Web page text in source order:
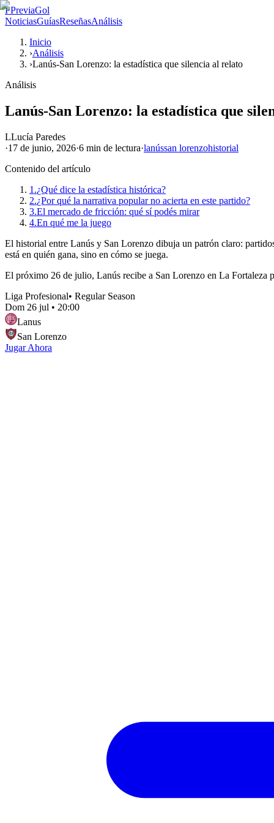
PPreviaGol
NoticiasGuíasReseñasAnálisis
Inicio
›Análisis
›Lanús-San Lorenzo: la estadística que silencia al relato
Análisis
Lanús-San Lorenzo: la estadística que
LLucía Paredes
·17 de junio, 2026·6 min de lectura·lanússan lorenzohistorial
Contenido del artículo
1.¿Qué dice la estadística histórica?
2.¿Por qué la narrativa popular no acierta en este partido?
3.El mercado de fricción: qué sí podés mirar
4.En qué me la juego
El historial entre Lanús y San Lorenzo dibuja un patrón claro:
está en quién gana, sino en cómo se juega.
El próximo 26 de julio, Lanús recibe a San Lorenzo en La Fortaleza
Liga Profesional• Regular Season
Dom 26 jul • 20:00
Lanus
San Lorenzo
Jugar Ahora